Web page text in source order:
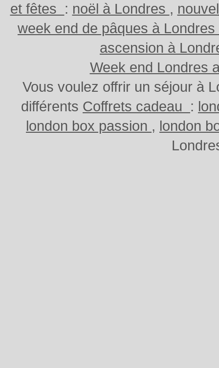
et fêtes : noël à Londres ,
week end de pâques à Londres
ascension à
Week end Londres
Vous voulez offrir un séjour à
différents Coffrets cadeau :
london box passion , london